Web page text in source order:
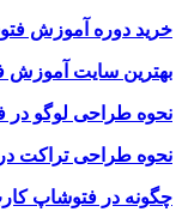
خرید دوره آموزش
بهترین سایت آموزش
نحوه طراحی لوگو در
نحوه طراحی تراکت
چگونه در فتوشاپ